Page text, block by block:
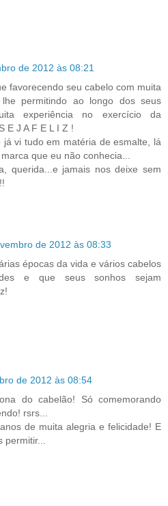
de 2012 às 08:21
favorecendo seu cabelo com muita
permitindo ao longo dos seus
experiência no exercício da
E J A F E L I Z !
já vi tudo em matéria de esmalte, lá
que eu não conhecia...
querida...e jamais nos deixe sem
de 2012 às 08:33
épocas da vida e vários cabelos
e que seus sonhos sejam
de 2012 às 08:54
do cabelão! Só comemorando
rsrs...
de muita alegria e felicidade! E